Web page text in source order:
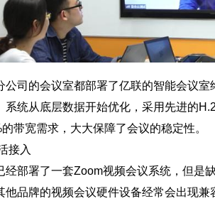
的会议室都部署了亿联的智能会议室
系统从底层数据开始优化，采用先进的
带宽需求，大大保障了会议的稳定性。
接入
署了一套Zoom视频会议系统，但是
他品牌的视频会议硬件设备经常会出现